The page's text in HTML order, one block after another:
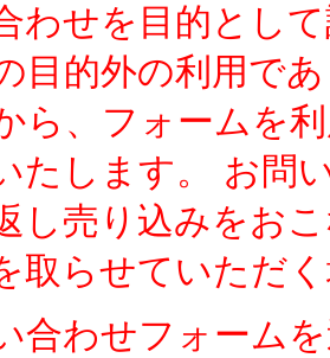
わせを目的とし
目的外の利用で
ら、フォームを
たします。 お問
し売り込みをお
取らせていただ
合わせフォーム